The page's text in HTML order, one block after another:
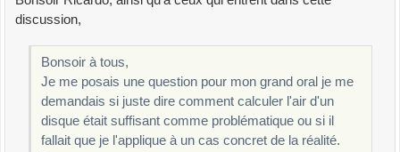
discussion,
Bonsoir à tous,
Je me posais une question pour mon grand oral je me
demandais si juste dire comment calculer l'air d'un
disque était suffisant comme problématique ou si il
fallait que je l'applique à un cas concret de la réalité.